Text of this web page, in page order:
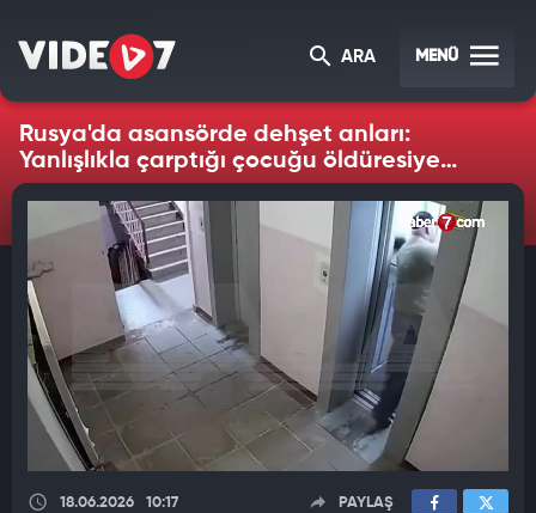
ARA MENÜ
Rusya'da asansörde dehşet anları:
Yanlışlıkla çarptığı çocuğu öldüresiye
dövdü
18.06.2026 10:17 PAYLAŞ